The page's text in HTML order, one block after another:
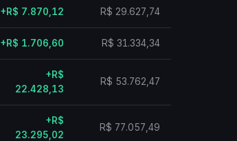
+R$ 7.870,12 R$ 29.627,74
+R$ 1.706,60 R$ 31.334,34
+R$
22.428,13
R$ 53.762,47
+R$
23.295,02
R$ 77.057,49